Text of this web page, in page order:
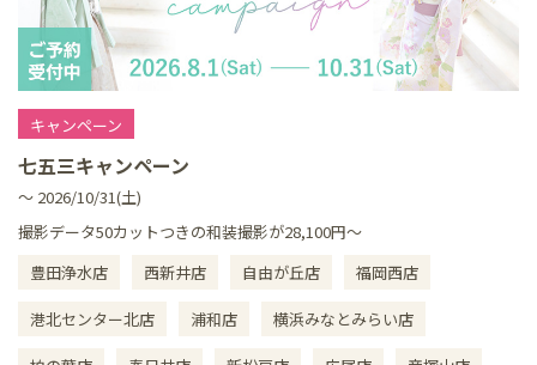
キャンペーン
七五三キャンペーン
～ 2026/10/31(土)
撮影データ50カットつきの和装撮影が28,100円～
豊田浄水店
西新井店 自由が丘店 福岡西店
港北センター北店 浦和店 横浜みなとみらい店